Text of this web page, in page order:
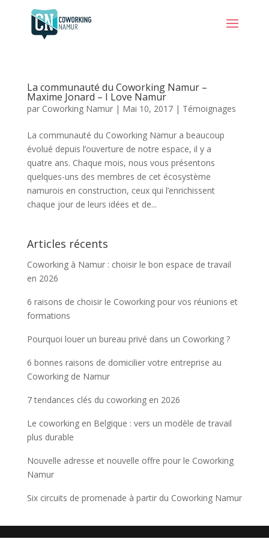
La communauté du Coworking Namur –
Maxime Jonard – I Love Namur
par Coworking Namur| Mai 10, 2017| Témoignages
La communauté du Coworking Namur a beaucoup
évolué depuis l’ouverture de notre espace, il y a
quatre ans. Chaque mois, nous vous présentons
quelques-uns des membres de cet écosystème
namurois en construction, ceux qui l’enrichissent
chaque jour de leurs idées et de...
Articles récents
Coworking à Namur : choisir le bon espace de travail
en 2026
6 raisons de choisir le Coworking pour vos réunions et
formations
Pourquoi louer un bureau privé dans un Coworking ?
6 bonnes raisons de domicilier votre entreprise au
Coworking de Namur
7 tendances clés du coworking en 2026
Le coworking en Belgique : vers un modèle de travail
plus durable
Nouvelle adresse et nouvelle offre pour le Coworking
Namur
Six circuits de promenade à partir du Coworking Namur